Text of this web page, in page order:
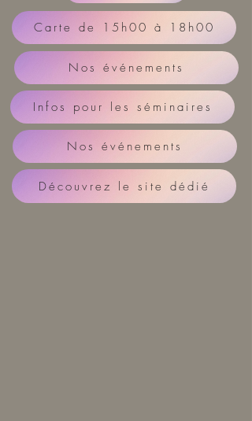
Carte de 15h00 à 18h00
Nos événements
Infos pour les séminaires
Nos événements
Découvrez le site dédié